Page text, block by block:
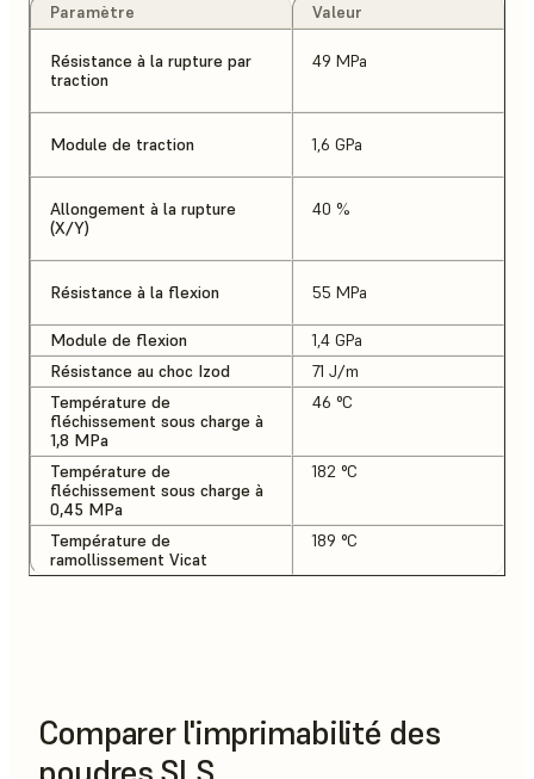
Paramètre Valeur
Résistance à la rupture par
traction
49 MPa
Module de traction 1,6 GPa
Allongement à la rupture
(X/Y)
40 %
Résistance à la flexion 55 MPa
Module de flexion
1,4 GPa
Résistance au choc Izod
71 J/m
Température de
fléchissement sous charge à
1,8 MPa
46 °C
Température de
fléchissement sous charge à
0,45 MPa
182 °C
Température de
ramollissement Vicat
189 °C
Comparer l'imprimabilité des